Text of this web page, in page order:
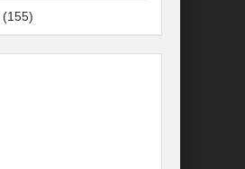
(155)